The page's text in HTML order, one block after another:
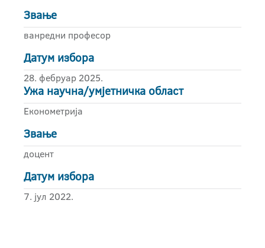
Звање
ванредни професор
Датум избора
28. фебруар 2025.
Ужа научна/умјетничка област
Економетрија
Звање
доцент
Датум избора
7. јул 2022.